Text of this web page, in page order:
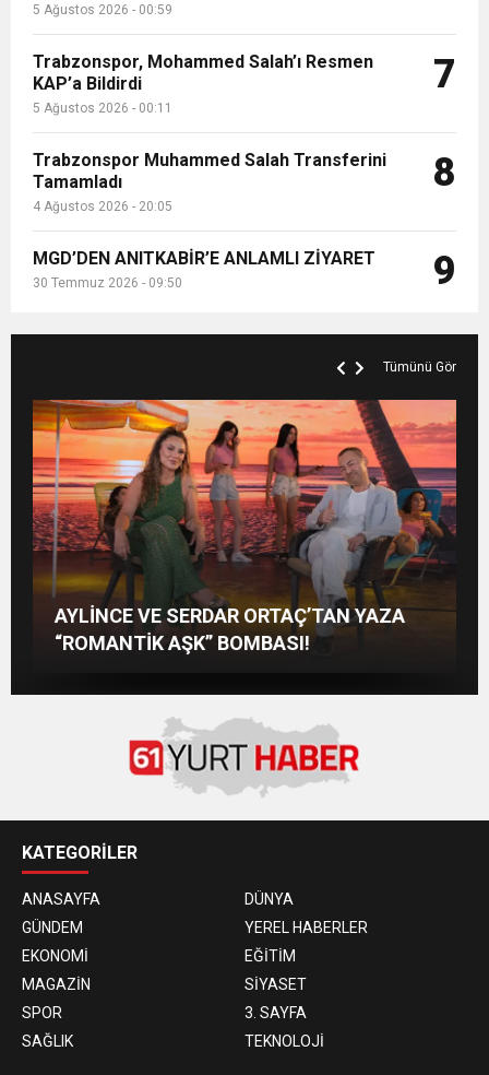
5 Ağustos 2026 - 00:59
Trabzonspor, Mohammed Salah’ı Resmen
KAP’a Bildirdi
5 Ağustos 2026 - 00:11
7
Trabzonspor Muhammed Salah Transferini
Tamamladı
4 Ağustos 2026 - 20:05
8
MGD’DEN ANITKABİR’E ANLAMLI ZİYARET
30 Temmuz 2026 - 09:50 9
Tümünü Gör
M Lisa ve Dolu Kadehi Ters Tut’tan Yeni İş
Birliği: “Vişne”
AYLİNCE VE SERDAR ORTAÇ’TAN YAZA
“ROMANTİK AŞK” BOMBASI!
MUSTAFA SANDAL İLE AYNI SAHNEDE
PARLADI: AFRA’YA HARBİYE’DE BÜYÜK
KAYSERİ’DE İZDİHAM DEĞİL, REKOR
VARDI! 195 BİN KİŞİ
KATEGORİLER
ANASAYFA
DÜNYA
GÜNDEM
YEREL HABERLER
EKONOMİ
EĞİTİM
MAGAZİN
SİYASET
SPOR
3. SAYFA
SAĞLIK
TEKNOLOJİ